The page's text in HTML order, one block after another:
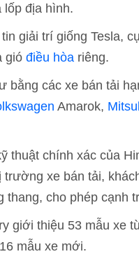
lốp địa hình.
giải trí giống Tesla,
gió điều hòa riêng.
các xe bán tải
Amarok,
thuật chính xác của
xe bán tải,
cho phép cạnh
giới thiệu 53 mẫu xe
mẫu xe mới.